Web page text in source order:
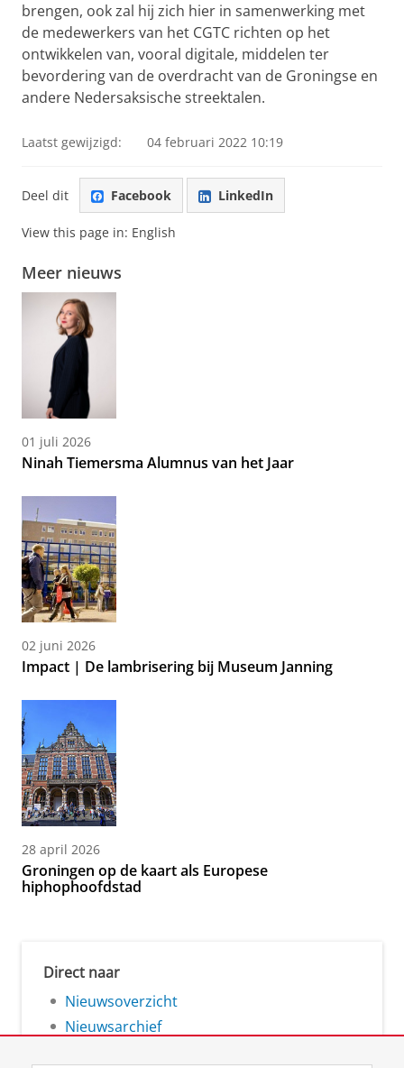
brengen, ook zal hij zich hier in samenwerking met
de medewerkers van het CGTC richten op het
ontwikkelen van, vooral digitale, middelen ter
bevordering van de overdracht van de Groningse en
andere Nedersaksische streektalen.
Laatst gewijzigd: 04 februari 2022 10:19
Deel dit Facebook LinkedIn
View this page in: English
Meer nieuws
01 juli 2026
Ninah Tiemersma Alumnus van het Jaar
02 juni 2026
Impact | De lambrisering bij Museum Janning
28 april 2026
Groningen op de kaart als Europese
hiphophoofdstad
Direct naar
Nieuwsoverzicht
Nieuwsarchief